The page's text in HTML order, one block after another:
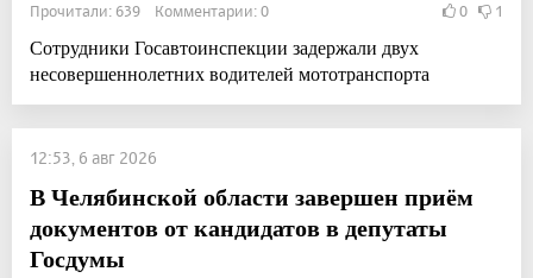
Прочитали: 639 Комментарии: 0 0 1
Сотрудники Госавтоинспекции задержали двух
несовершеннолетних водителей мототранспорта
12:53, 6 авг 2026
В Челябинской области завершен приём
документов от кандидатов в депутаты
Госдумы